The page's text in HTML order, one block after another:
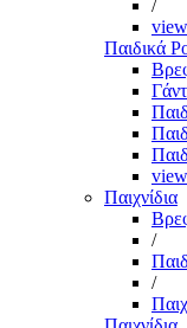
/
Παιδικά
Παιχνίδια
/
/